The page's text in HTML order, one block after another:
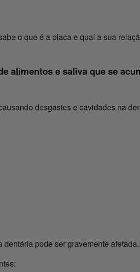
o que é a placa e qual a sua
alimentos e saliva que se
desgastes e cavidades na
pode ser gravemente afetada.